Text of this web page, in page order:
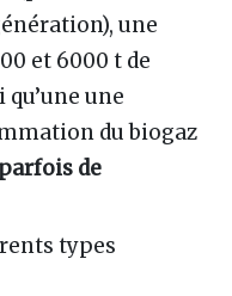
une
et 6000 t de
une
du biogaz
de
types